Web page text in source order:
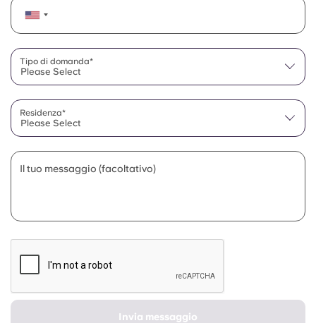
Please Select
Tipo di domanda*
Please Select
Residenza*
Il tuo messaggio (facoltativo)
Invia messaggio